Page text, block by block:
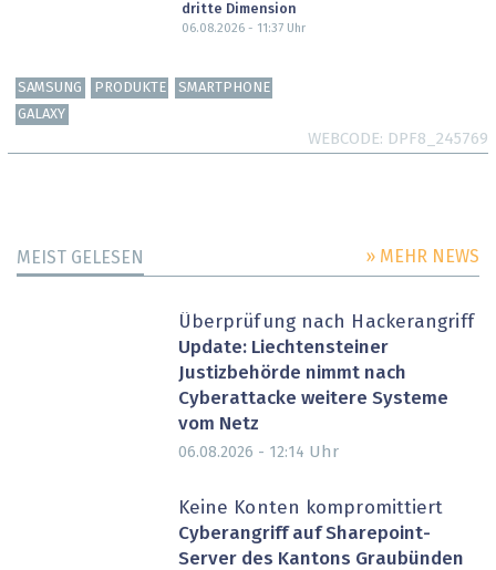
dritte Dimension
06.08.2026 - 11:37Uhr
SAMSUNG PRODUKTE
SMARTPHONE
GALAXY
WEBCODE DPF8_245769
MEIST GELESEN » MEHR NEWS
Überprüfung nach Hackerangriff
Update: Liechtensteiner
Justizbehörde nimmt nach
Cyberattacke weitere Systeme
vom Netz
06.08.2026 - 12:14 Uhr
Keine Konten kompromittiert
Cyberangriff auf Sharepoint-
Server des Kantons Graubünden